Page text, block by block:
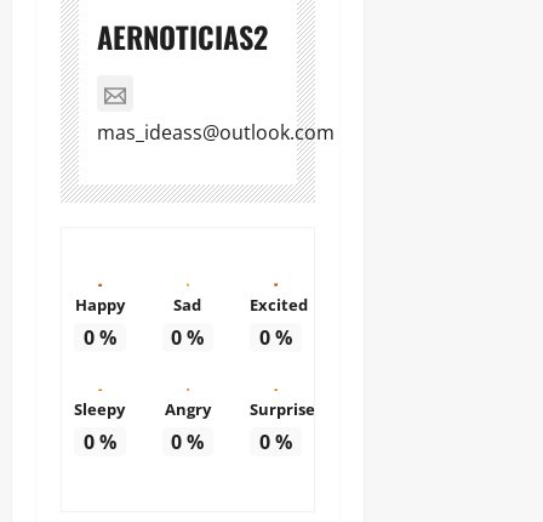
AERNOTICIAS2
mas_ideass@outlook.com
Happy
0%
Sad
0%
Excited
0%
Sleepy
0%
Angry
0%
Surprise
0%